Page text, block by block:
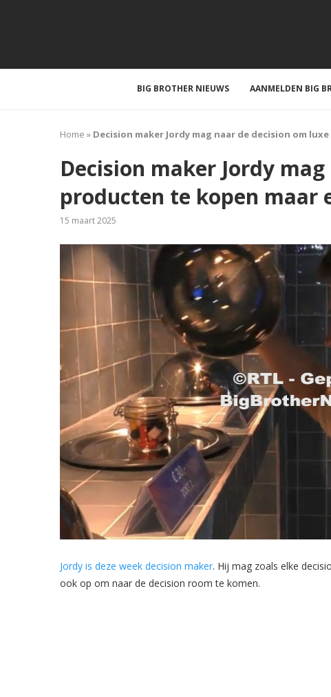
BIG BROTHER NIEUWS AANMELDEN BIG
Home » Decision maker Jordy mag naar de decision om
Decision maker Jordy
producten te kopen maar
15 maart 2025
Jordy is deze week decision maker. Hij mag zoals elke
ook op om naar de decision room te komen.